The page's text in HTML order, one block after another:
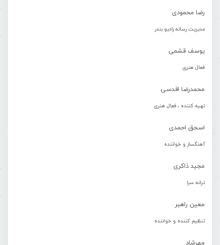
رضا محمودی
مدیریت رسانه رادیو بندر
یوسف قشمی
فعال هنری
محمدرضا اقدسی
تهیه کننده ، فعال هنری
اسحق احمدی
آهنگساز و خواننده
مجید ذاکری
ترانه سرا
معین راهبر
تنظیم کننده و خواننده
مهرشاد